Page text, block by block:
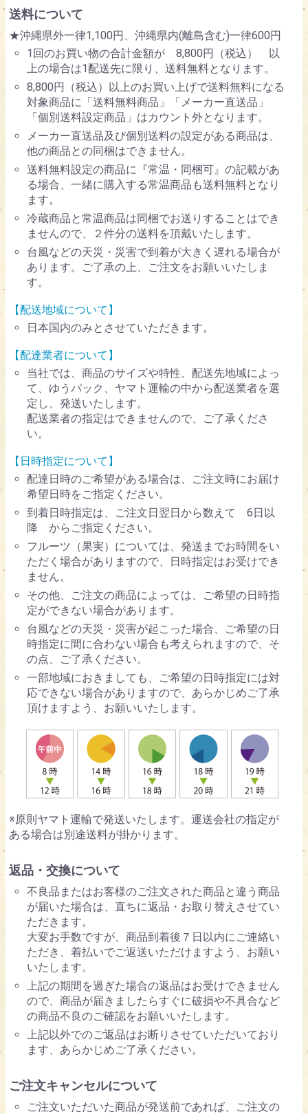
送料について
★沖縄県外一律1,100円、沖縄県内(離島含む)一律600円
1回のお買い物の合計金額が 8,800円（税込） 以
上の場合は1配送先に限り、送料無料となります。
8,800円（税込）以上のお買い上げで送料無料になる
対象商品に「送料無料商品」「メーカー直送品」
「個別送料設定商品」はカウント外となります。
メーカー直送品及び個別送料の設定がある商品は、
他の商品との同梱はできません。
送料無料設定の商品に『常温・同梱可』の記載があ
る場合、一緒に購入する常温商品も送料無料となり
ます。
冷蔵商品と常温商品は同梱でお送りすることはでき
ませんので、２件分の送料を頂戴いたします。
台風などの天災・災害で到着が大きく遅れる場合が
あります。ご了承の上、ご注文をお願いいたしま
す。
【配送地域について】
日本国内のみとさせていただきます。
【配達業者について】
当社では、商品のサイズや特性、配送先地域によっ
て、ゆうパック、ヤマト運輸の中から配送業者を選
定し、発送いたします。
配送業者の指定はできませんので、ご了承くださ
い。
【日時指定について】
配達日時のご希望がある場合は、ご注文時にお届け
希望日時をご指定ください。
到着日時指定は、ご注文日翌日から数えて 6日以
降 からご指定ください。
フルーツ（果実）については、発送までお時間をい
ただく場合がありますので、日時指定はお受けでき
ません。
その他、ご注文の商品によっては、ご希望の日時指
定ができない場合があります。
台風などの天災・災害が起こった場合、ご希望の日
時指定に間に合わない場合も考えられますので、そ
の点、ご了承ください。
一部地域におきましても、ご希望の日時指定には対
応できない場合がありますので、あらかじめご了承
頂けますよう、お願いいたします。
※原則ヤマト運輸で発送いたします。運送会社の指定が
ある場合は別途送料が掛かります。
返品・交換について
不良品またはお客様のご注文された商品と違う商品
が届いた場合は、直ちに返品・お取り替えさせてい
ただきます。
大変お手数ですが、商品到着後７日以内にご連絡い
ただき、着払いでご返送いただけますよう、お願い
いたします。
上記の期間を過ぎた場合の返品はお受けできません
ので、商品が届きましたらすぐに破損や不具合など
の商品不良のご確認をお願いいたします。
上記以外でのご返品はお断りさせていただいており
ます、あらかじめご了承ください。
ご注文キャンセルについて
ご注文いただいた商品が発送前であれば、ご注文の